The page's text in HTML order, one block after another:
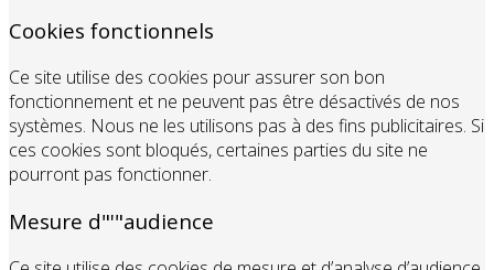
Cookies fonctionnels
Ce site utilise des cookies pour assurer son bon
fonctionnement et ne peuvent pas être désactivés de nos
systèmes. Nous ne les utilisons pas à des fins publicitaires. Si
ces cookies sont bloqués, certaines parties du site ne
pourront pas fonctionner.
Mesure d"'"audience